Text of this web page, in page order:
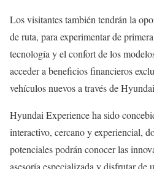
Los visitantes también tendrán la
de ruta, para experimentar de
tecnología y el confort de los
acceder a beneficios financieros
vehículos nuevos a través de
Hyundai Experience ha sido
interactivo, cercano y experiencial,
potenciales podrán conocer las
asesoría especializada y disfrutar de